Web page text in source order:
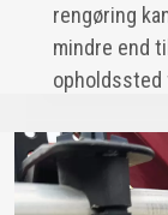
rengøring
mindre end
opholdssted